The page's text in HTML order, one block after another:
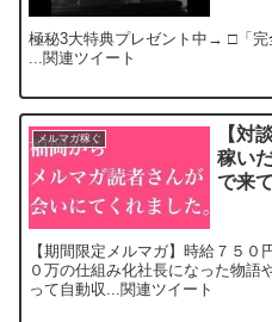
極秘3大特典プレゼント中→ □「
...関連ツイート
メルマガ稼ぐ
【対
稼い
で来
【期間限定メルマガ】時給７５
０万の仕組み化社長になった物語
って自動収...関連ツイート